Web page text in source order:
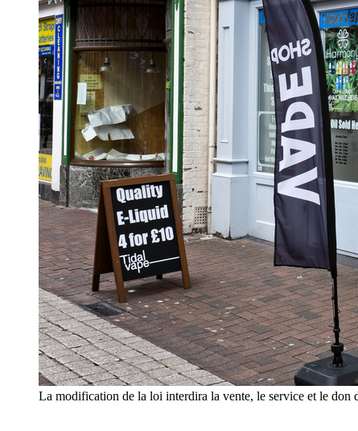
La modification de la loi interdira la vente, le service et le don